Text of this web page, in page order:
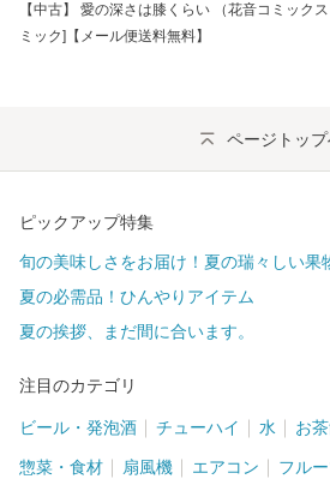
【中古】 愛の深さは膝くらい （花音コミック
ミック]【メール便送料無料】
ページトッ
ピックアップ特集
旬の美味しさをお届け！夏の瑞々しい果
夏の必需品！ひんやりアイテム
夏の挨拶、まだ間に合います。
注目のカテゴリ
ビール・発泡酒 チューハイ 水 お
惣菜・食材 扇風機 エアコン フル